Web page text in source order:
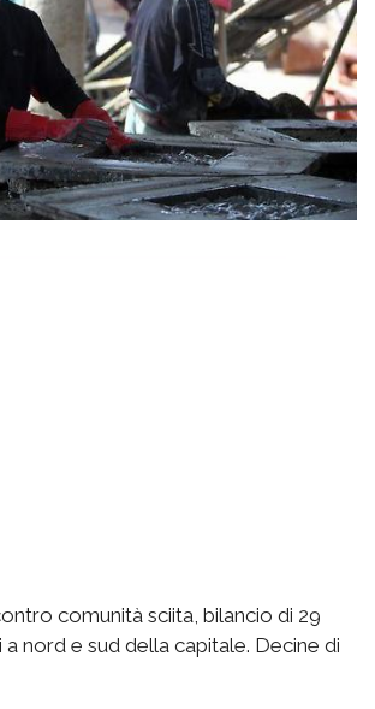
comunità sciita, bilancio di 29
nord e sud della capitale. Decine di